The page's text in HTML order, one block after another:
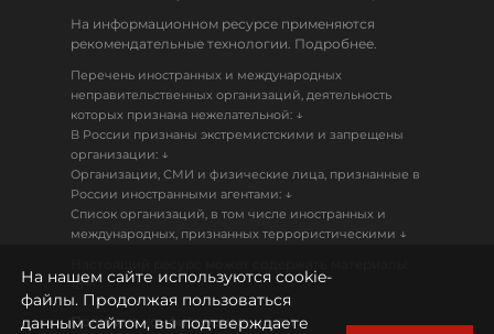
На информационном ресурсе применяются
рекомендательные технологии. Подробнее.
Перечень иностранных и международных
неправительственных организаций, деятельность
которых признана нежелательной: ↓
В России признаны экстремистскими и запрещены
организации: ↓
Организации, СМИ и физические лица, признанные в
России иностранными агентами: ↓
Список организаций, в том числе иностранных и
международных, признанных террористическими ↓
18+
Политика конфиденциальности
На нашем сайте используются cookie-
файлы. Продолжая пользоваться
данным сайтом, вы подтверждаете